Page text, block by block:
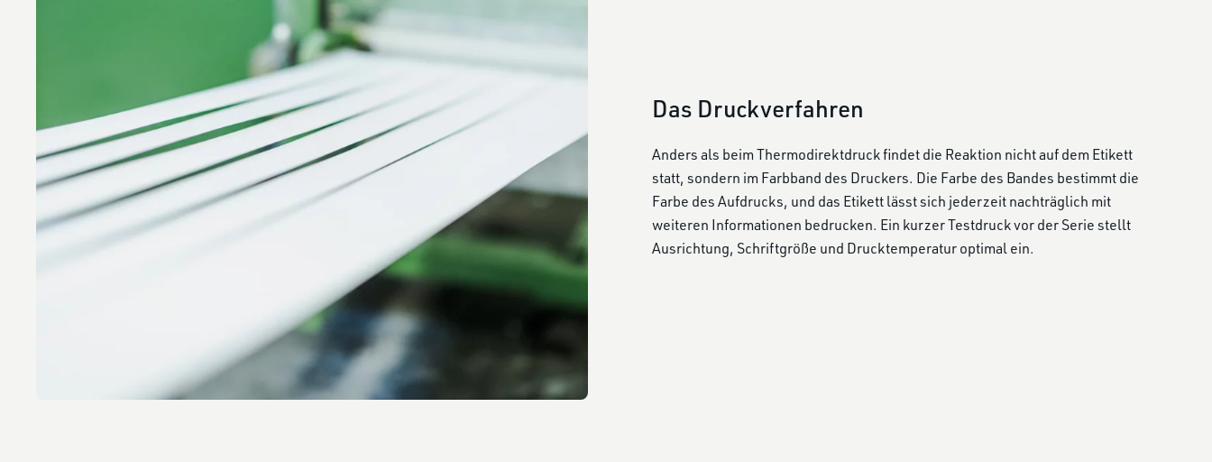
Das Druckverfahren
Anders als beim Thermodirektdruck findet die Reaktion nicht auf dem Etikett
statt, sondern im Farbband des Druckers. Die Farbe des Bandes bestimmt die
Farbe des Aufdrucks, und das Etikett lässt sich jederzeit nachträglich mit
weiteren Informationen bedrucken. Ein kurzer Testdruck vor der Serie stellt
Ausrichtung, Schriftgröße und Drucktemperatur optimal ein.